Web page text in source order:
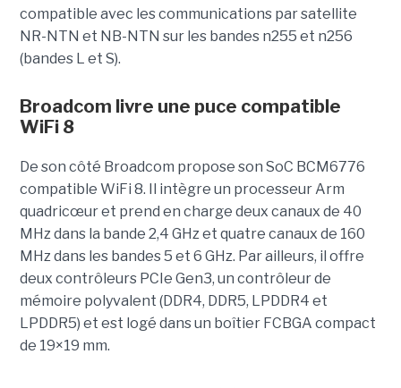
compatible avec les communications par satellite
NR-NTN et NB-NTN sur les bandes n255 et n256
(bandes L et S).
Broadcom livre une puce compatible
WiFi 8
De son côté Broadcom propose son SoC BCM6776
compatible WiFi 8. Il intègre un processeur Arm
quadricœur et prend en charge deux canaux de 40
MHz dans la bande 2,4 GHz et quatre canaux de 160
MHz dans les bandes 5 et 6 GHz. Par ailleurs, il offre
deux contrôleurs PCIe Gen3, un contrôleur de
mémoire polyvalent (DDR4, DDR5, LPDDR4 et
LPDDR5) et est logé dans un boîtier FCBGA compact
de 19×19 mm.